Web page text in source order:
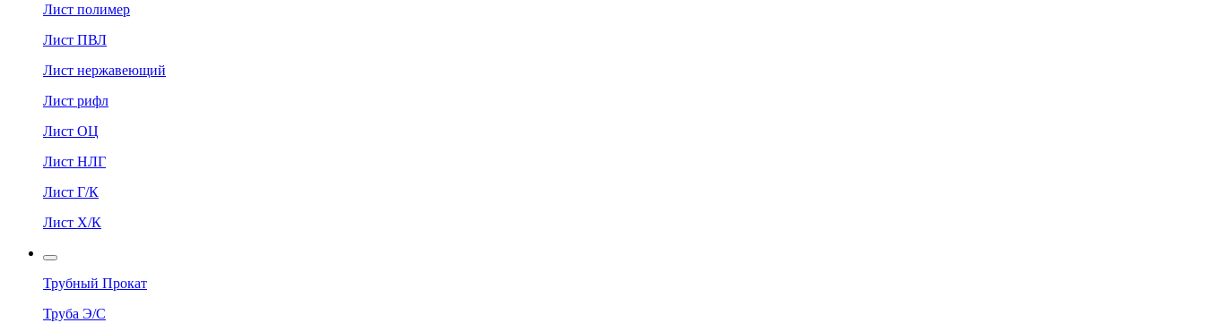
Лист полимер
Лист ПВЛ
Лист нержавеющий
Лист рифл
Лист ОЦ
Лист НЛГ
Лист Г/К
Лист Х/К
Трубный Прокат
Труба Э/С